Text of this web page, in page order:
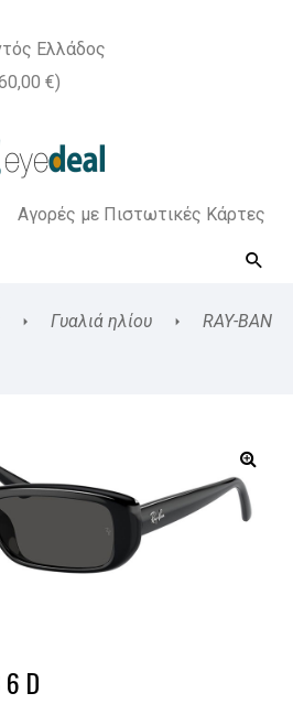
Ελλάδος
€)
Αγορές με Πιστωτικές Κάρτες
Γυαλιά ηλίου
RAY-BAN